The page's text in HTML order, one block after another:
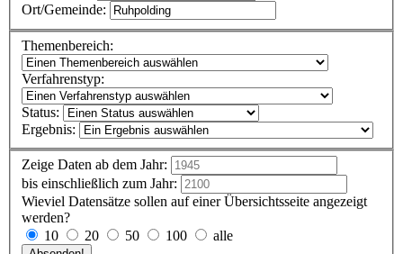
Ort/Gemeinde:
Themenbereich:
Verfahrenstyp:
Status:
Ergebnis:
Zeige Daten ab dem Jahr:
bis einschließlich zum Jahr:
Wieviel Datensätze sollen auf einer Übersichtsseite angezeigt
werden?
10
20 50 100 alle